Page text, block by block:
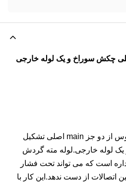
چکش سوراخ و یک لوله خارجی
لوله مته RC با گردش معکوس از دو جز main اصلی تشکیل
لوله خارجی.لوله مته گردش
است که می تواند تحت فشار
اتصالات از دست ندهد.این کار با